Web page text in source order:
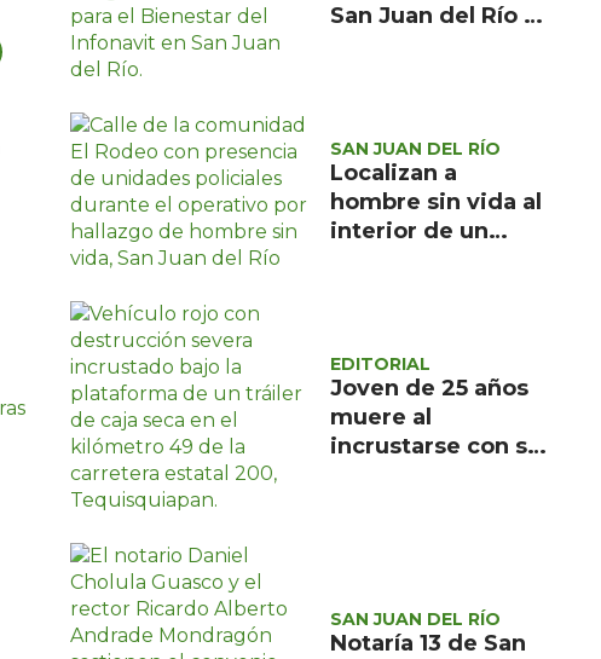
San Juan del Río a
SAN JUAN DEL RÍO
Localizan a
hombre sin vida al
interior de un
EDITORIAL
Joven de 25 años
muere al
incrustarse con su
SAN JUAN DEL RÍO
Notaría 13 de San